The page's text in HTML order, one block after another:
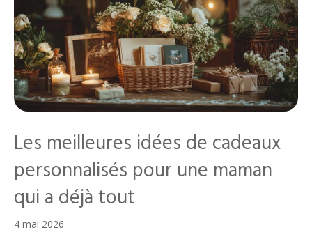
Les meilleures idées de cadeaux
personnalisés pour une maman
qui a déjà tout
4 mai 2026